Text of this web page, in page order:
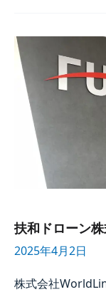
扶和ドローン
2025年4月2日
株式会社
扶和ドローン株
完全子​
会社化の​
お知らせ